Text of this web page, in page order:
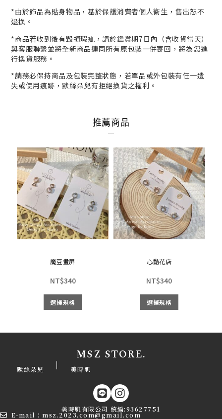
*由於飾品為貼身物品，基於保護消費者個人衛生， 售出恕不
退換。
*商品若收到後有毀損瑕疵，請於鑑賞期7日內（含收貨當天）
與客服聯繫並將全新商品連同所有原包裝一併寄回，將為您進
行換貨服務。
*請務必保持商品及包裝完整狀態，若單品或外包裝有任一遺
失或使用痕跡，默絲朵兒有拒絕換貨之權利。
推薦商品
魔豆畫屏
NT$340
選擇規格
心動花店
NT$340
選擇規格
MSZ STORE.
默絲朵兒 | 美時肌
美時肌有限公司 統編:93627751
E-mail：msz.2023.com@gmail.com